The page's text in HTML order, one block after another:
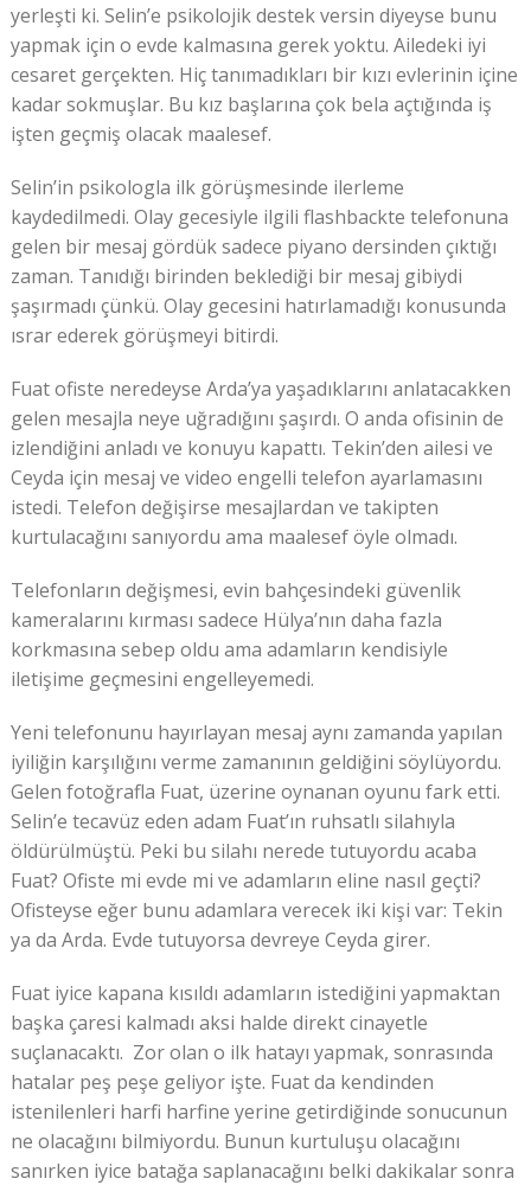
yerleşti ki. Selin’e psikolojik destek versin diyeyse bunu
yapmak için o evde kalmasına gerek yoktu. Ailedeki iyi
cesaret gerçekten. Hiç tanımadıkları bir kızı evlerinin içine
kadar sokmuşlar. Bu kız başlarına çok bela açtığında iş
işten geçmiş olacak maalesef.
Selin’in psikologla ilk görüşmesinde ilerleme
kaydedilmedi. Olay gecesiyle ilgili flashbackte telefonuna
gelen bir mesaj gördük sadece piyano dersinden çıktığı
zaman. Tanıdığı birinden beklediği bir mesaj gibiydi
şaşırmadı çünkü. Olay gecesini hatırlamadığı konusunda
ısrar ederek görüşmeyi bitirdi.
Fuat ofiste neredeyse Arda’ya yaşadıklarını anlatacakken
gelen mesajla neye uğradığını şaşırdı. O anda ofisinin de
izlendiğini anladı ve konuyu kapattı. Tekin’den ailesi ve
Ceyda için mesaj ve video engelli telefon ayarlamasını
istedi. Telefon değişirse mesajlardan ve takipten
kurtulacağını sanıyordu ama maalesef öyle olmadı.
Telefonların değişmesi, evin bahçesindeki güvenlik
kameralarını kırması sadece Hülya’nın daha fazla
korkmasına sebep oldu ama adamların kendisiyle
iletişime geçmesini engelleyemedi.
Yeni telefonunu hayırlayan mesaj aynı zamanda yapılan
iyiliğin karşılığını verme zamanının geldiğini söylüyordu.
Gelen fotoğrafla Fuat, üzerine oynanan oyunu fark etti.
Selin’e tecavüz eden adam Fuat’ın ruhsatlı silahıyla
öldürülmüştü. Peki bu silahı nerede tutuyordu acaba
Fuat? Ofiste mi evde mi ve adamların eline nasıl geçti?
Ofisteyse eğer bunu adamlara verecek iki kişi var: Tekin
ya da Arda. Evde tutuyorsa devreye Ceyda girer.
Fuat iyice kapana kısıldı adamların istediğini yapmaktan
başka çaresi kalmadı aksi halde direkt cinayetle
suçlanacaktı. Zor olan o ilk hatayı yapmak, sonrasında
hatalar peş peşe geliyor işte. Fuat da kendinden
istenilenleri harfi harfine yerine getirdiğinde sonucunun
ne olacağını bilmiyordu. Bunun kurtuluşu olacağını
sanırken iyice batağa saplanacağını belki dakikalar sonra